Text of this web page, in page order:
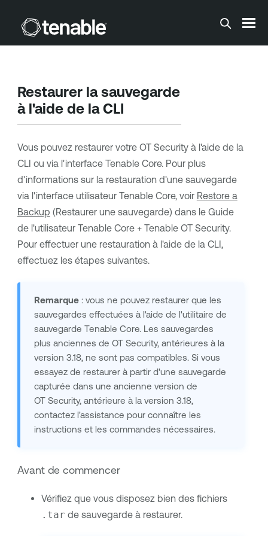
Passer au contenu principal
Restaurer la sauvegarde
à l'aide de laCLI
Vous pouvez restaurer votre OT Securityà l'aide de la
CLI ou via l'interface Tenable Core. Pour plus
d'informations sur la restauration d'une sauvegarde
via l'interface utilisateur Tenable Core, voir Restore a
Backup (Restaurer une sauvegarde) dans le Guide
de l'utilisateur Tenable Core+ Tenable OT Security.
Pour effectuer une restauration à l'aide de la CLI,
effectuez les étapes suivantes.
Remarque: vous ne pouvez restaurer que les
sauvegardes effectuées à l'aide de l'utilitaire de
sauvegarde Tenable Core. Les sauvegardes
plus anciennes de OT Security, antérieures à la
version 3.18, ne sont pas compatibles. Si vous
essayez de restaurer à partir d'une sauvegarde
capturée dans une ancienne version de
OT Security, antérieure à la version 3.18,
contactez l'assistance pour connaître les
instructions et les commandes nécessaires.
Avant de commencer
Vérifiez que vous disposez bien des fichiers
.tar de sauvegarde à restaurer.